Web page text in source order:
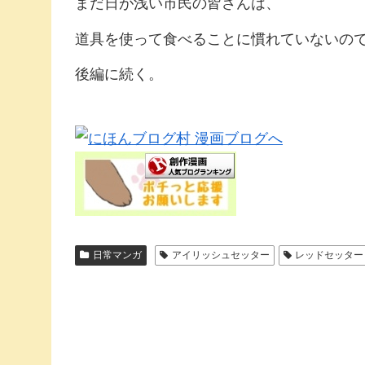
まだ日が浅い市民の皆さんは、
道具を使って食べることに慣れていないので
後編に続く。
日常マンガ アイリッシュセッター レッドセッター